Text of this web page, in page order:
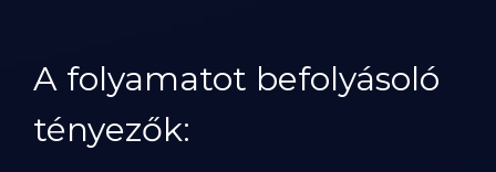
A folyamatot befolyásoló
tényezők: